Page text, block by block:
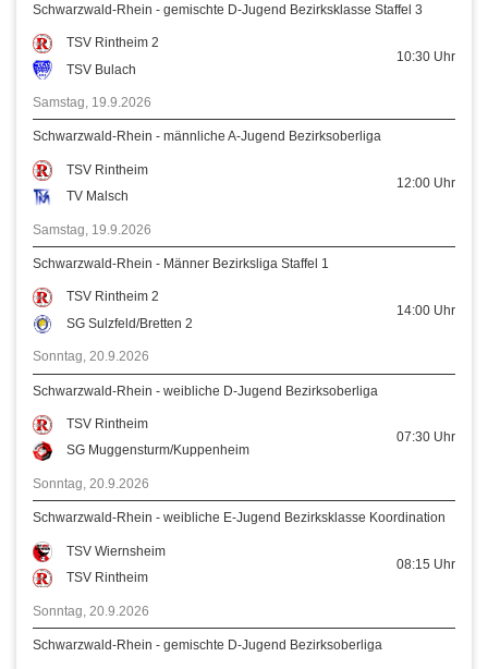
Schwarzwald-Rhein - gemischte D-Jugend Bezirksklasse Staffel 3
TSV Rintheim 2
TSV Bulach
10:30 Uhr
Samstag, 19.9.2026
Schwarzwald-Rhein - männliche A-Jugend Bezirksoberliga
TSV Rintheim
TV Malsch
12:00 Uhr
Samstag, 19.9.2026
Schwarzwald-Rhein - Männer Bezirksliga Staffel 1
TSV Rintheim 2
SG Sulzfeld/Bretten 2
14:00 Uhr
Sonntag, 20.9.2026
Schwarzwald-Rhein - weibliche D-Jugend Bezirksoberliga
TSV Rintheim
SG Muggensturm/Kuppenheim
07:30 Uhr
Sonntag, 20.9.2026
Schwarzwald-Rhein - weibliche E-Jugend Bezirksklasse Koordination
TSV Wiernsheim
TSV Rintheim
08:15 Uhr
Sonntag, 20.9.2026
Schwarzwald-Rhein - gemischte D-Jugend Bezirksoberliga